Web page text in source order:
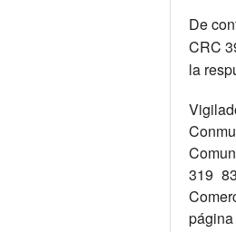
De
CRC
la
319